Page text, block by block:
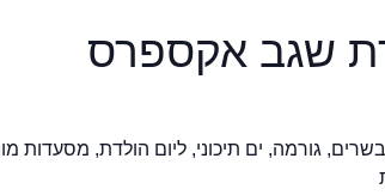
שגב אקספרס
גורמה, ים תיכוני, ליום הולדת, מסעדות